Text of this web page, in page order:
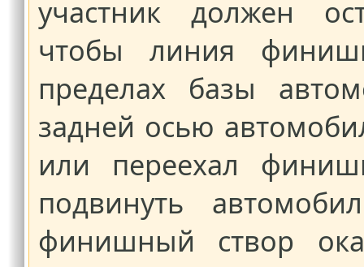
участник должен
чтобы линия
пределах базы
задней осью
или переехал
подвинуть
финишный створ